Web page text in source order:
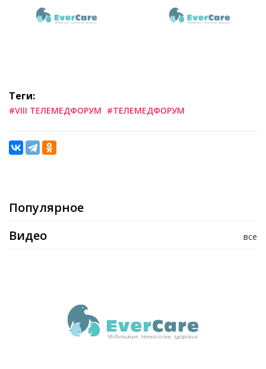
Теги:
#VIII ТЕЛЕМЕДФОРУМ #ТЕЛЕМЕДФОРУМ
Популярное
все
Видео